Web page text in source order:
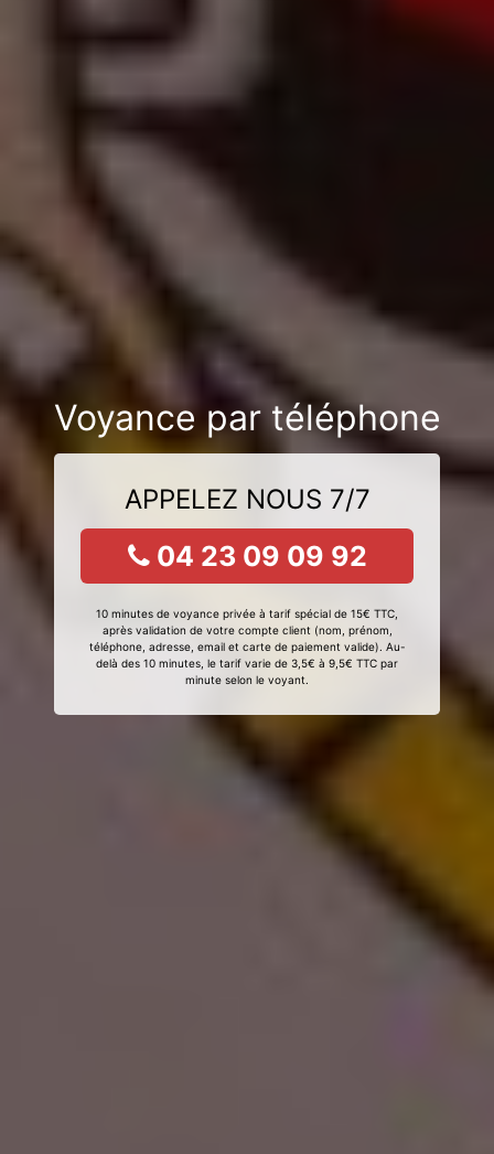
Voyance par téléphone
APPELEZ NOUS 7/7
04 23 09 09 92
10 minutes de voyance privée à tarif spécial de 15€ TTC,
après validation de votre compte client (nom, prénom,
téléphone, adresse, email et carte de paiement valide). Au-
delà des 10 minutes, le tarif varie de 3,5€ à 9,5€ TTC par
minute selon le voyant.